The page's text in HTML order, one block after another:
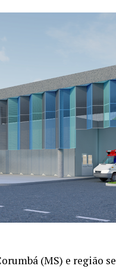
(MS) e região